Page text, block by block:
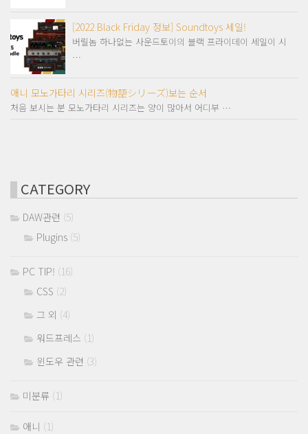
[2022 Black Friday 정보] Soundtoys 세일!
버릴놈 하나없는 사운드토이의 블랙 프라이데이 세일이 시
…
애니 모노가타리 시리즈(物語シリーズ)보는 순서
처음 보시는 분 모노가타리 시리즈는 양이 많아서 어디부 …
CATEGORY
DAW관련 (5)
Plugins (5)
PC TIP! (16)
CSS (2)
그 외 (4)
워드프레스 (1)
윈도우 관련 (3)
미분류 (1)
애니 (1)